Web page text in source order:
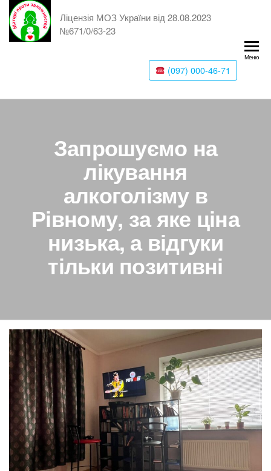
Ліцензія МОЗ України від 28.08.2023
№671/0/63-23
(097) 000-46-71
Меню
Запрошуємо на
лікування
алкоголізму в
Рівному, за яке ціна
низька, а відгуки
тільки позитивні